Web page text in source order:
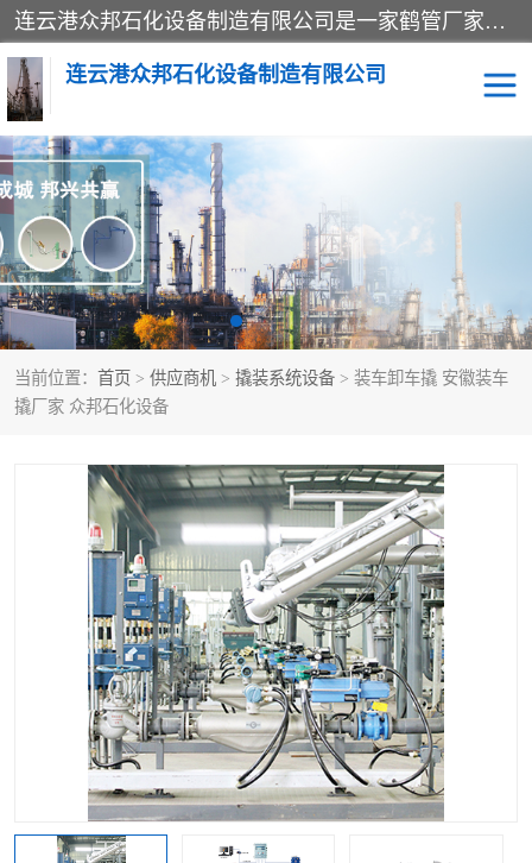
连云港众邦石化设备制造有限公司是一家鹤管厂家主营：鹤管、装车鹤管等，是致力于石油、石化等流体装卸设备(主要产品如鹤管、输油臂、脱缆钩等)的咨询、设计、制造、检测、安装指导、系统调试、维修维护等业务的公司。
连云港众邦石化设备制造有限公司
当前位置： 首页 > 供应商机 > 撬装系统设备 > 装车卸车撬 安徽装车
撬厂家 众邦石化设备
鹤管 顶部装卸鹤管
底部装卸鹤管 LNG低温鹤管
液氨鹤管 液化气鹤管
鹤管配件 活动梯栈台
撬装系统设备 装车鹤管